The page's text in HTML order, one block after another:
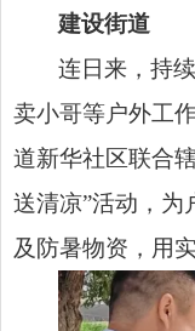
建设街道
连日来，持
卖小哥等户外工
道新华社区联合
送清凉”活动，为
及防暑物资，用